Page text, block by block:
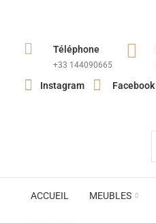
Téléphone
+33 144090665​
Instagram Facebook
ACCUEIL MEUBLES